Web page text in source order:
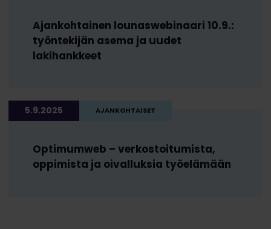
Ajankohtainen lounaswebinaari 10.9.:
työntekijän asema ja uudet
lakihankkeet
5.9.2025 AJANKOHTAISET
Optimumweb – verkostoitumista,
oppimista ja oivalluksia työelämään